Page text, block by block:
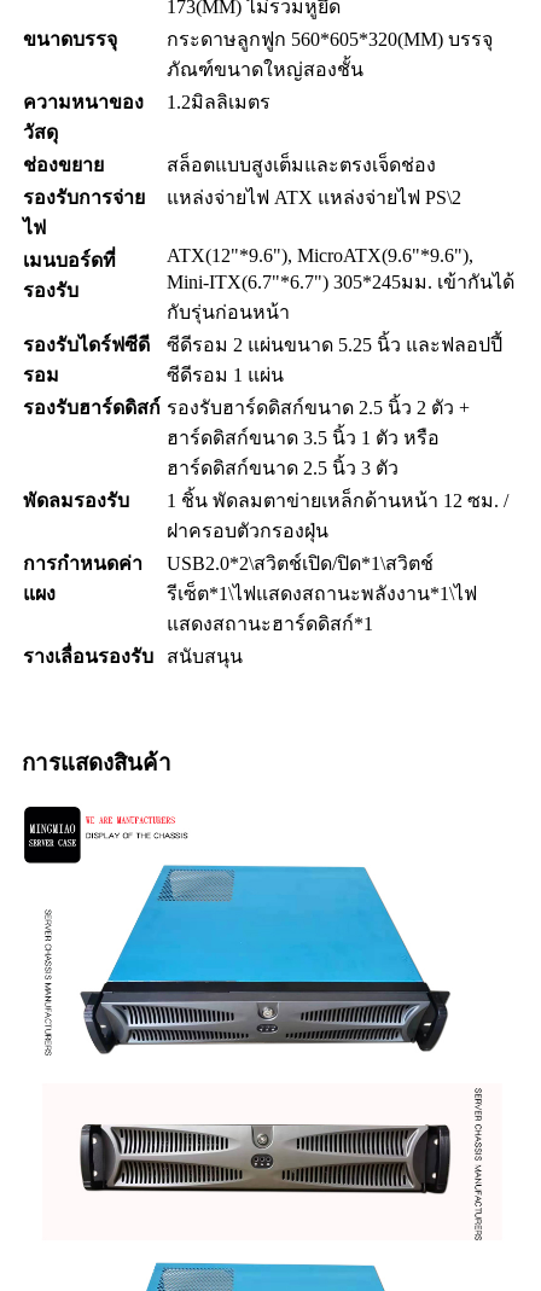
173(MM) ไม่รวมหูยึด
ขนาดบรรจุ
กระดาษลูกฟูก 560*605*320(MM) บรรจุ
ภัณฑ์ขนาดใหญ่สองชั้น
ความหนาของ
วัสดุ
1.2มิลลิเมตร
ช่องขยาย
สล็อตแบบสูงเต็มและตรงเจ็ดช่อง
รองรับการจ่าย
ไฟ
แหล่งจ่ายไฟ ATX แหล่งจ่ายไฟ PS\2
เมนบอร์ดที่
รองรับ
ATX(12"*9.6"), MicroATX(9.6"*9.6"),
Mini-ITX(6.7"*6.7") 305*245มม. เข้ากันได้
กับรุ่นก่อนหน้า
รองรับไดร์ฟซีดี
รอม
ซีดีรอม 2 แผ่นขนาด 5.25 นิ้ว และฟลอปปี้
ซีดีรอม 1 แผ่น
รองรับฮาร์ดดิสก์ รองรับฮาร์ดดิสก์ขนาด 2.5 นิ้ว 2 ตัว +
ฮาร์ดดิสก์ขนาด 3.5 นิ้ว 1 ตัว หรือ
ฮาร์ดดิสก์ขนาด 2.5 นิ้ว 3 ตัว
พัดลมรองรับ
1 ชิ้น พัดลมตาข่ายเหล็กด้านหน้า 12 ซม. /
ฝาครอบตัวกรองฝุ่น
การกำหนดค่า
แผง
USB2.0*2\สวิตช์เปิด/ปิด*1\สวิตช์
รีเซ็ต*1\ไฟแสดงสถานะพลังงาน*1\ไฟ
แสดงสถานะฮาร์ดดิสก์*1
รางเลื่อนรองรับ
สนับสนุน
การแสดงสินค้า